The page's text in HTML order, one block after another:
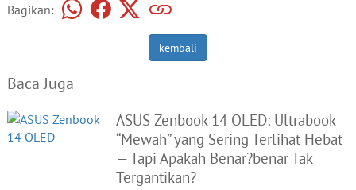
Bagikan:
kembali
Baca Juga
ASUS Zenbook 14 OLED: Ultrabook
“Mewah” yang Sering Terlihat Hebat
— Tapi Apakah Benar?benar Tak
Tergantikan?